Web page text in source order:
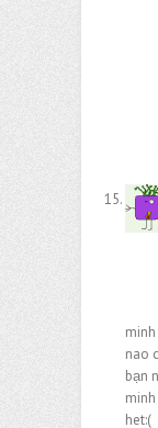
nao
bạn
het:(